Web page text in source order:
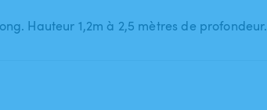
Hauteur 1​,​2m à 2​,​5 mètres de profondeur.